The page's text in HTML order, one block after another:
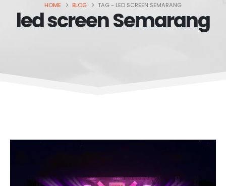
HOME BLOG TAG - LED SCREEN SEMARANG
led screen Semarang